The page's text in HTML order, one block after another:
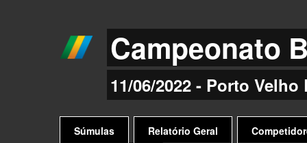
Campeonato
11/06/2022 - Porto Velho
Súmulas Relatório Geral